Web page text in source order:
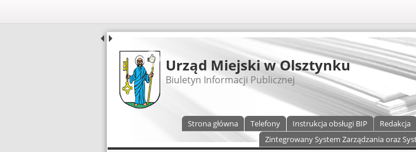
UDOSTĘPNIJ
Urząd Miejski w Olsztynku
Biuletyn Informacji Publicznej
Strona główna Telefony Instrukcja obsługi BIP Redakcja
Zintegrowany System Zarządzania oraz